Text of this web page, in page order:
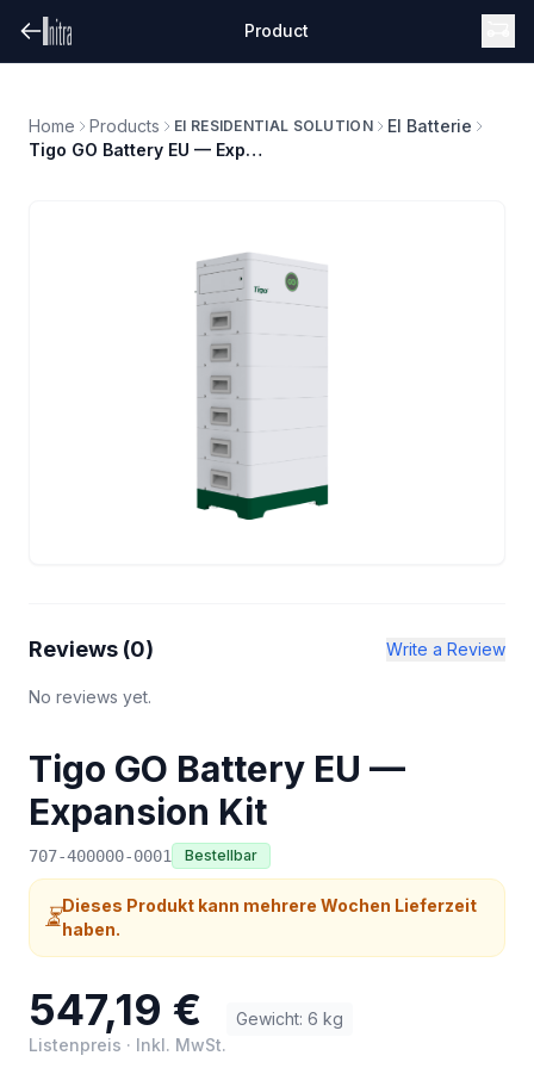
Product
Home Products EI RESIDENTIAL SOLUTION
EI Batterie
Tigo GO Battery EU — Expansion Kit
Reviews (0) Write a Review
No reviews yet.
Tigo GO Battery EU —
Expansion Kit
707-400000-0001 Bestellbar
⏳Dieses Produkt kann mehrere Wochen Lieferzeit
haben.
547,19 €
Listenpreis · Inkl. MwSt.
Gewicht: 6 kg